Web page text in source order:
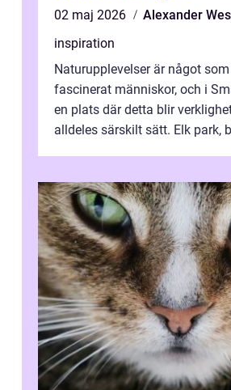
02 maj 2026
Alexander
inspiration
Naturupplevelser är något
fascinerat människor, och i
en plats där detta blir
alldeles särskilt sätt. Elk park,